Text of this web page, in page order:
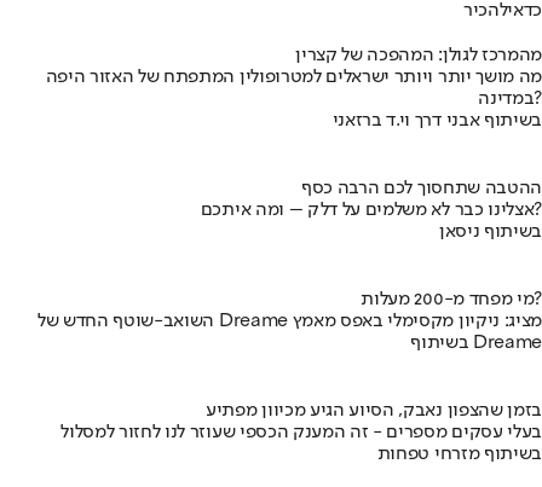
כדאילהכיר
מהמרכז לגולן: המהפכה של קצרין
מה מושך יותר ויותר ישראלים למטרופולין המתפתח של האזור היפה
במדינה?
בשיתוף אבני דרך וי.ד ברזאני
ההטבה שתחסוך לכם הרבה כסף
אצלינו כבר לא משלמים על דלק – ומה איתכם?
בשיתוף ניסאן
מי מפחד מ-200 מעלות?
השואב-שוטף החדש של Dreame מציג: ניקיון מקסימלי באפס מאמץ
בשיתוף Dreame
בזמן שהצפון נאבק, הסיוע הגיע מכיוון מפתיע
בעלי עסקים מספרים - זה המענק הכספי שעוזר לנו לחזור למסלול
בשיתוף מזרחי טפחות